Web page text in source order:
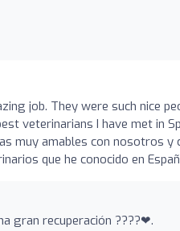
job. They were such nice
veterinarians I have met in
muy amables con nosotros y
que he conocido en
gran recuperación ????❤.